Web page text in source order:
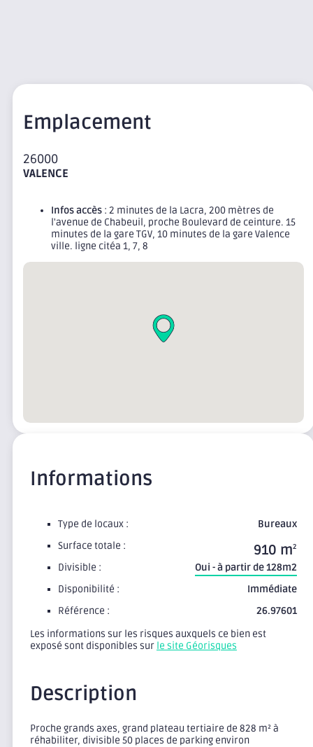
Emplacement
26000
VALENCE
Infos accès : 2 minutes de la Lacra, 200 mètres de
l'avenue de Chabeuil, proche Boulevard de ceinture. 15
minutes de la gare TGV, 10 minutes de la gare Valence
ville. ligne citéa 1, 7, 8
Informations
Type de locaux :
Bureaux
Surface totale :
910 m2
Divisible :
Oui - à partir de 128m2
Disponibilité :
Immédiate
Référence :
26.97601
Les informations sur les risques auxquels ce bien est
exposé sont disponibles sur le site Géorisques
Description
Proche grands axes, grand plateau tertiaire de 828 m² à
réhabiliter, divisible 50 places de parking environ